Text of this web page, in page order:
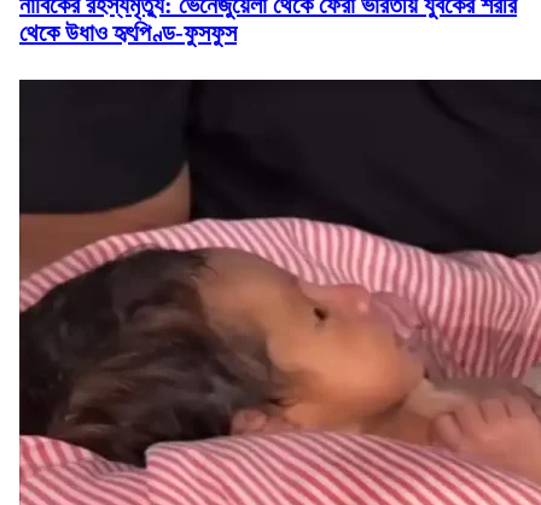
নাবিকের রহস্যমৃত্যু: ভেনেজুয়েলা থেকে ফেরা ভারতীয় যুবকের শরীর
থেকে উধাও হৃৎপিণ্ড-ফুসফুস